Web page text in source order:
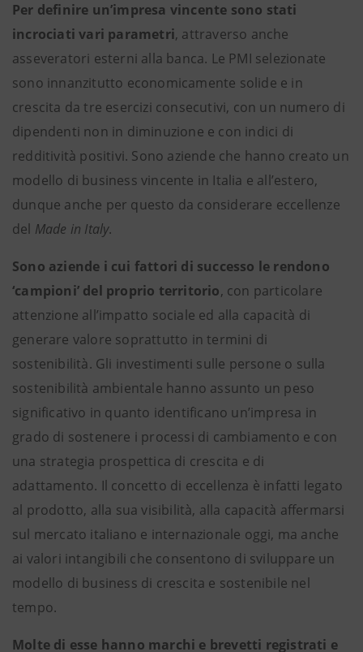
Per definire un’impresa vincente sono stati
incrociati vari parametri, attraverso anche
asseveratori esterni alla banca. Le PMI selezionate
sono innanzitutto economicamente solide e in
crescita da tre esercizi consecutivi, con un numero di
dipendenti non in diminuzione e con indici di
redditività positivi. Sono aziende che hanno creato un
modello di business vincente in Italia e all’estero,
dunque anche per questo da considerare eccellenze
del Made in Italy.
Sono aziende i cui fattori di successo le rendono
‘campioni’ del proprio territorio, con particolare
attenzione all’impatto sociale ed alla capacità di
generare valore soprattutto in termini di
sostenibilità. Gli investimenti sulle persone o sulla
sostenibilità ambientale hanno assunto un peso
significativo in quanto identificano un’impresa in
grado di sostenere i processi di cambiamento e con
una strategia prospettica di crescita e di
adattamento. Il concetto di eccellenza è infatti legato
al prodotto, alla sua visibilità, alla capacità affermarsi
sul mercato italiano e internazionale oggi, ma anche
ai valori intangibili che consentono di sviluppare un
modello di business di crescita e sostenibile nel
tempo.
Molte di esse hanno marchi e brevetti registrati e